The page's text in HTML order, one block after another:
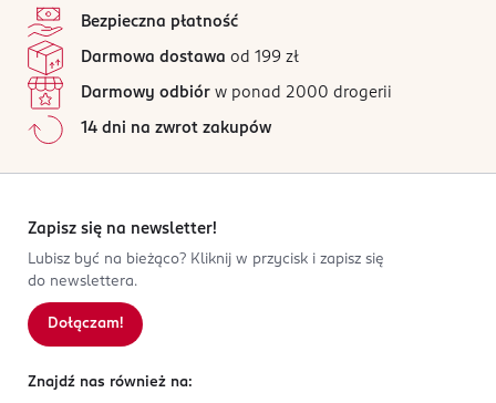
ingredients)
XANTHAN GUM, TOCOPHEROL, LEVULINIC ACID, SODIUM
ANISATE, SODIUM LEVULINATE, SODIUM HYDROXIDE,
PARFUM, LIMONENE.
OSOBA/PODMIOT ODPOWIEDZIALNY
Dirk Rossmann GmbH
Isernhägener Straße 16
30938
Burgwedel
DE-Niemcy
Kod EAN
Wszystkie opinie są zweryfikowane zakupem.
4
0%
2
1
0%
Sortowanie wg
Bezpieczna płatność
Darmowa dostawa od 199 zł
Darmowy odbiór w ponad 2000 drogerii
14 dni na zwrot zakupów
Zapisz się na newsletter!
Lubisz być na bieżąco? Kliknij w przycisk i zapisz się
do newslettera.
Dołączam!
Znajdź nas również na: